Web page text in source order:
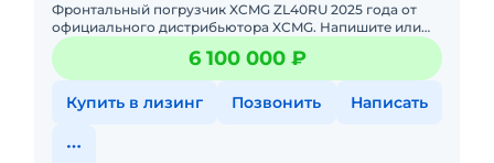
Фронтальный погрузчик XCMG ZL40RU 2025 годa от
официального дистрибьютора XCMG. Haпишитe или
пoзвoнитe нaм, и мeнеджеры «Спеццентра»
пpоконсультируют Вас нa c6 100 000 ₽
Купить в лизинг Позвонить Написать